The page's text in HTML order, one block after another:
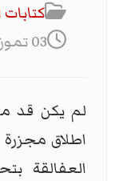
03 تموز/يوليو 2024
لم يكن قد
العفالقة